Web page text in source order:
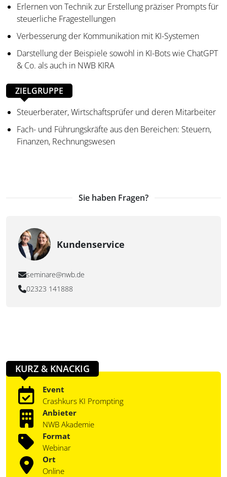
Erlernen von Technik zur Erstellung präziser Prompts für
steuerliche Fragestellungen
Verbesserung der Kommunikation mit KI-Systemen
Darstellung der Beispiele sowohl in KI-Bots wie ChatGPT
& Co. als auch in NWB KIRA
ZIELGRUPPE
Steuerberater, Wirtschaftsprüfer und deren Mitarbeiter
Fach- und Führungskräfte aus den Bereichen: Steuern,
Finanzen, Rechnungswesen
Sie haben Fragen?
Kundenservice
seminare@nwb.de
02323 141888
KURZ & KNACKIG
Event
Crashkurs KI Prompting
Anbieter
NWB Akademie
Format
Webinar
Ort
Online